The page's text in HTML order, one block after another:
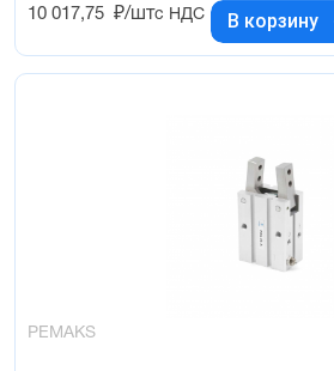
10 017,75 ₽/штс НДС В корзину
PEMAKS